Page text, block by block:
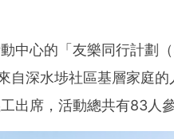
中心的「 友樂同行計劃（
自深水埗社區基層家庭的
出席，活動總共有83人